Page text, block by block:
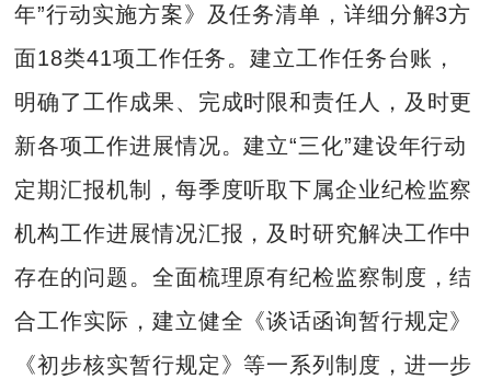
年”行动实施方案》及任务清单，详细分解3方
面18类41项工作任务。建立工作任务台账，
明确了工作成果、完成时限和责任人，及时更
新各项工作进展情况。建立“三化”建设年行动
定期汇报机制，每季度听取下属企业纪检监察
机构工作进展情况汇报，及时研究解决工作中
存在的问题。全面梳理原有纪检监察制度，结
合工作实际，建立健全《谈话函询暂行规定》
《初步核实暂行规定》等一系列制度，进一步